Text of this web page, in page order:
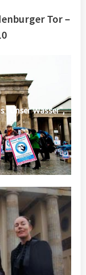
Tor –
"Unser Wasser",